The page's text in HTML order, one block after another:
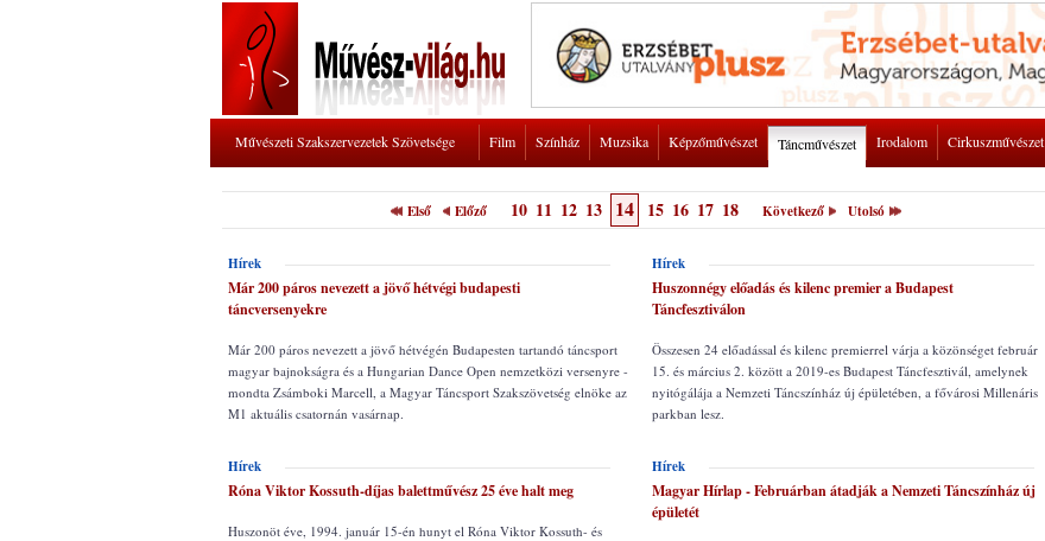
Művészeti Szakszervezetek Szövetsége Film Színház Muzsika Képzőművészet Táncművészet Irodalom Cirkuszművészet
Első Előző 10 11 12 13 14 15 16 17 18 Következő Utolsó
Hírek
Már 200 páros nevezett a jövő hétvégi budapesti
táncversenyekre
Már 200 páros nevezett a jövő hétvégén Budapesten tartandó táncsport
magyar bajnokságra és a Hungarian Dance Open nemzetközi versenyre -
mondta Zsámboki Marcell, a Magyar Táncsport Szakszövetség elnöke az
M1 aktuális csatornán vasárnap.
Hírek
Róna Viktor Kossuth-díjas balettművész 25 éve halt meg
Huszonöt éve, 1994. január 15-én hunyt el Róna Viktor Kossuth- és
Hírek
Huszonnégy előadás és kilenc premier a Budapest
Táncfesztiválon
Összesen 24 előadással és kilenc premierrel várja a közönséget február
15. és március 2. között a 2019-es Budapest Táncfesztivál, amelynek
nyitógálája a Nemzeti Táncszínház új épületében, a fővárosi Millenáris
parkban lesz.
Hírek
Magyar Hírlap - Februárban átadják a Nemzeti Táncszínház új
épületét